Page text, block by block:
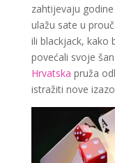
zahtijevaju
ulažu sate u
ili blackjack, kako
povećali svoje
Hrvatska pruža
istražiti nove